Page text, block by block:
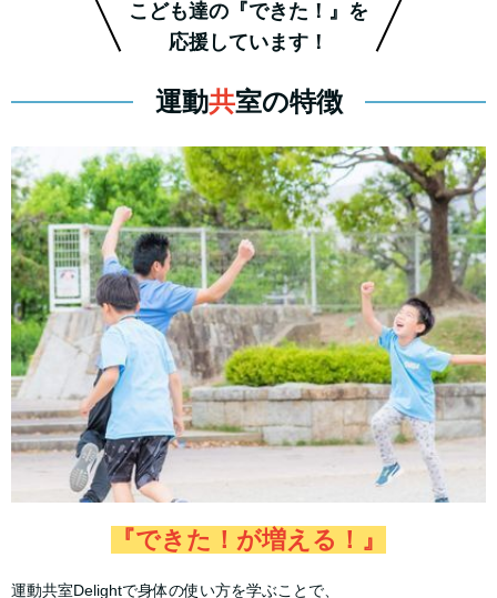
こども達の『できた！』を
応援しています！
運動共室の特徴
『できた！が増える！』
運動共室Delightで身体の使い方を学ぶことで、